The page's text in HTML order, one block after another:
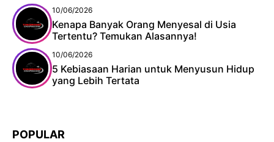
10/06/2026
Kenapa Banyak Orang Menyesal di Usia
Tertentu? Temukan Alasannya!
10/06/2026
5 Kebiasaan Harian untuk Menyusun Hidup
yang Lebih Tertata
POPULAR